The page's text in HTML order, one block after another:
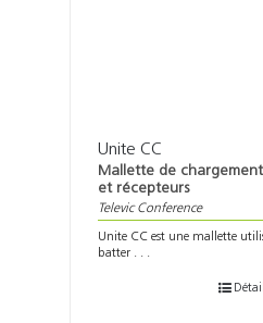
Unite CC
Mallette de
et récepteurs
Televic Conference
Unite CC est une mallette
batter . . .